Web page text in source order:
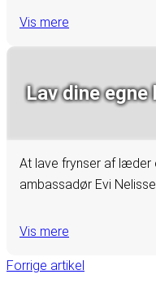
Vis mere
Lav dine
At lave frynser af læder
ambassadør Evi
Vis mere
Forrige artikel